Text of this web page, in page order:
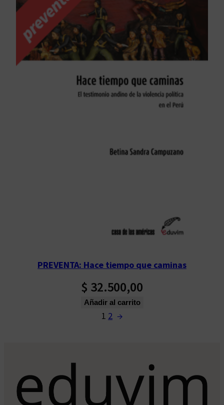
PREVENTA: Hace tiempo que caminas
$ 32.500,00
Añadir al carrito
1 2 →